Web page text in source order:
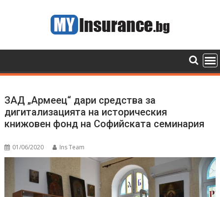
ЗАД „Армеец“ дари средства за
дигитализацията на историческия
книжовен фонд на Софийската семинария
01/06/2020 Ins Team